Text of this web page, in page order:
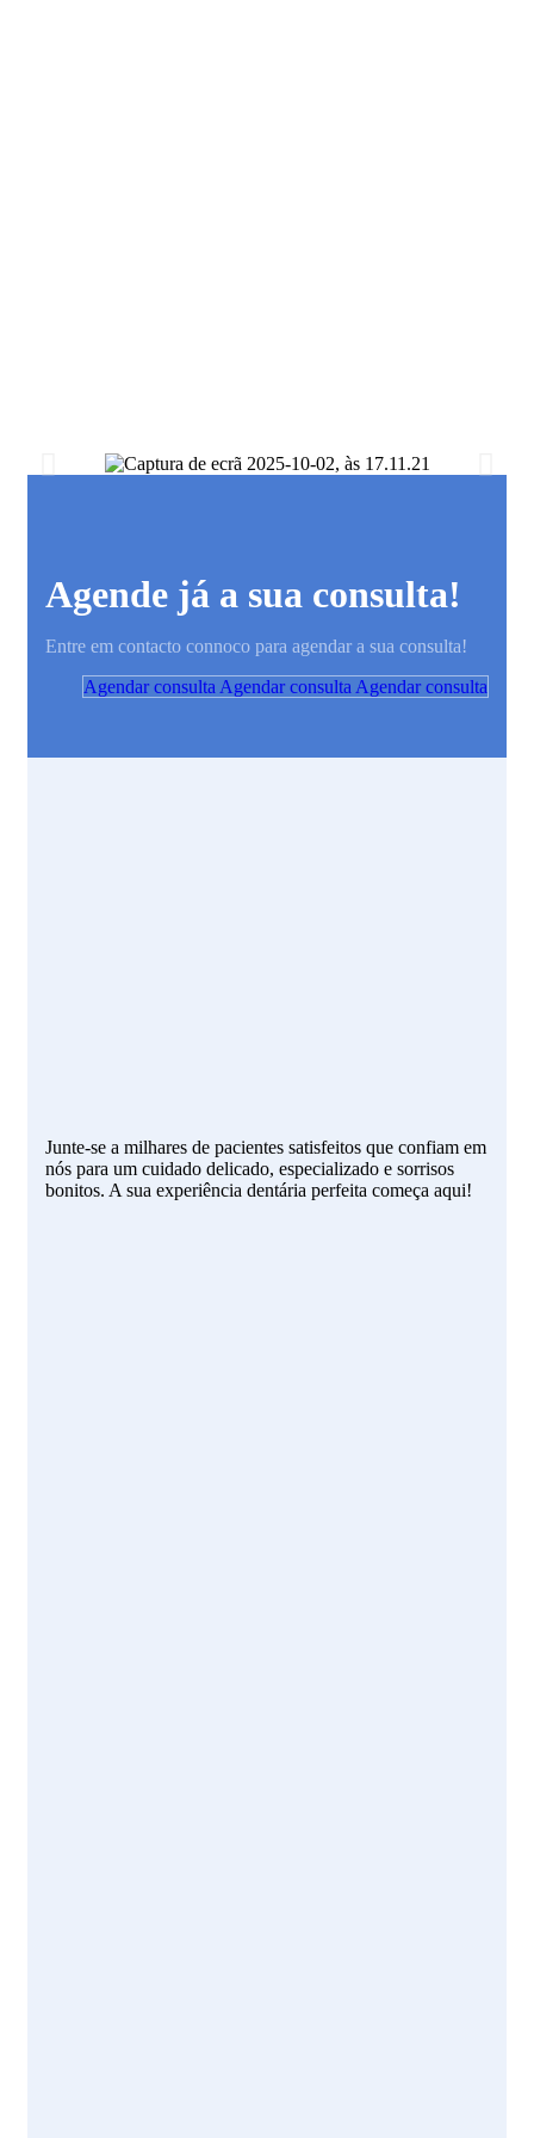
Agende já a sua consulta!
Entre em contacto connoco para agendar a sua consulta!
Agendar consulta Agendar consulta Agendar consulta